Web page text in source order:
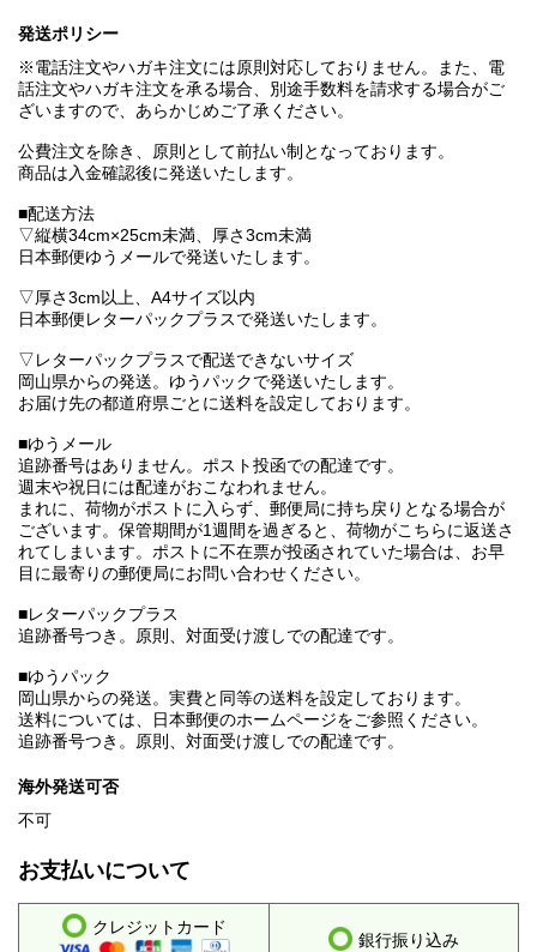
発送ポリシー
※電話注文やハガキ注文には原則対応しておりません。また、電
話注文やハガキ注文を承る場合、別途手数料を請求する場合がご
ざいますので、あらかじめご了承ください。
公費注文を除き、原則として前払い制となっております。
商品は入金確認後に発送いたします。
■配送方法
▽縦横34cm×25cm未満、厚さ3cm未満
日本郵便ゆうメールで発送いたします。
▽厚さ3cm以上、A4サイズ以内
日本郵便レターパックプラスで発送いたします。
▽レターパックプラスで配送できないサイズ
岡山県からの発送。ゆうパックで発送いたします。
お届け先の都道府県ごとに送料を設定しております。
■ゆうメール
追跡番号はありません。ポスト投函での配達です。
週末や祝日には配達がおこなわれません。
まれに、荷物がポストに入らず、郵便局に持ち戻りとなる場合が
ございます。保管期間が1週間を過ぎると、荷物がこちらに返送さ
れてしまいます。ポストに不在票が投函されていた場合は、お早
目に最寄りの郵便局にお問い合わせください。
■レターパックプラス
追跡番号つき。原則、対面受け渡しでの配達です。
■ゆうパック
岡山県からの発送。実費と同等の送料を設定しております。
送料については、日本郵便のホームページをご参照ください。
追跡番号つき。原則、対面受け渡しでの配達です。
海外発送可否
不可
お支払いについて
クレジットカード
銀行振り込み